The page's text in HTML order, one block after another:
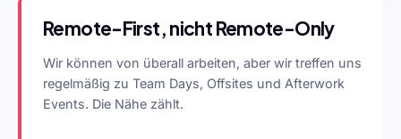
Remote-First, nicht Remote-Only
Wir können von überall arbeiten, aber wir treffen uns
regelmäßig zu Team Days, Offsites und Afterwork
Events. Die Nähe zählt.